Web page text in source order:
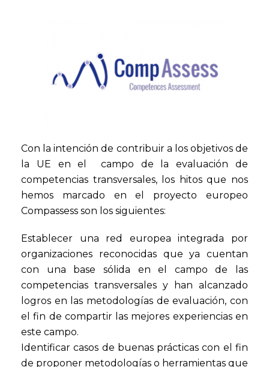
Con la intención de contribuir a los objetivos de
la UE en el campo de la evaluación de
competencias transversales, los hitos que nos
hemos marcado en el proyecto europeo
Compassess son los siguientes:
Establecer una red europea integrada por
organizaciones reconocidas que ya cuentan
con una base sólida en el campo de las
competencias transversales y han alcanzado
logros en las metodologías de evaluación, con
el fin de compartir las mejores experiencias en
este campo.
Identificar casos de buenas prácticas con el fin
de proponer metodologías o herramientas que